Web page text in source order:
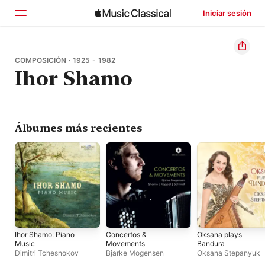
Iniciar sesión
Inicio
Explorar
COMPOSICIÓN · 1925 - 1982
Ihor Shamo
Álbumes más recientes
Ihor Shamo: Piano
Music
Dimitri Tchesnokov
Concertos &
Movements
Bjarke Mogensen
Oksana plays
Bandura
Oksana Stepanyuk